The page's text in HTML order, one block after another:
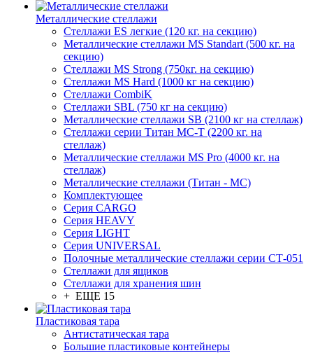
Металлические стеллажи
Стеллажи ES легкие (120 кг. на секцию)
Металлические стеллажи MS Standart (500 кг. на
секцию)
Стеллажи MS Strong (750кг. на секцию)
Стеллажи MS Hard (1000 кг на секцию)
Стеллажи CombiK
Стеллажи SBL (750 кг на секцию)
Металлические стеллажи SB (2100 кг на стеллаж)
Стеллажи серии Титан МС-Т (2200 кг. на
стеллаж)
Металлические стеллажи MS Pro (4000 кг. на
стеллаж)
Металлические стеллажи (Титан - МС)
Комплектующее
Серия CARGO
Серия HEAVY
Серия LIGHT
Серия UNIVERSAL
Полочные металлические стеллажи серии СТ-051
Стеллажи для ящиков
Стеллажи для хранения шин
+ ЕЩЕ 15
Пластиковая тара
Антистатическая тара
Большие пластиковые контейнеры